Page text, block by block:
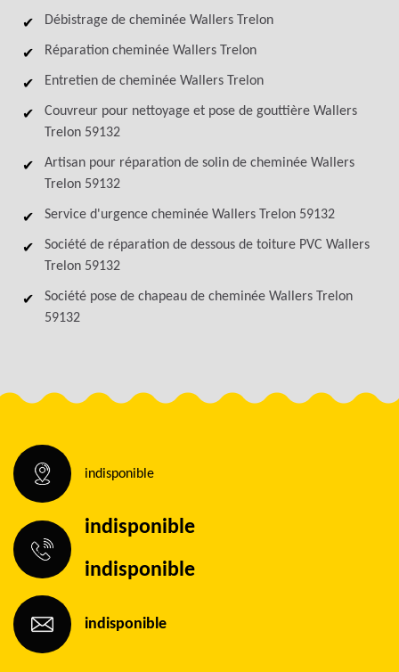
Débistrage de cheminée Wallers Trelon
Réparation cheminée Wallers Trelon
Entretien de cheminée Wallers Trelon
Couvreur pour nettoyage et pose de gouttière Wallers
Trelon 59132
Artisan pour réparation de solin de cheminée Wallers
Trelon 59132
Service d'urgence cheminée Wallers Trelon 59132
Société de réparation de dessous de toiture PVC Wallers
Trelon 59132
Société pose de chapeau de cheminée Wallers Trelon
59132
indisponible
indisponible
indisponible
indisponible